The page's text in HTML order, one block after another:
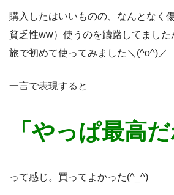
購入したはいいものの、なんとなく
貧乏性ww）使うのを躊躇してまし
旅で初めて使ってみました＼(^o^)／
一言で表現すると
「やっぱ最高だ
って感じ。買ってよかった(^_^)